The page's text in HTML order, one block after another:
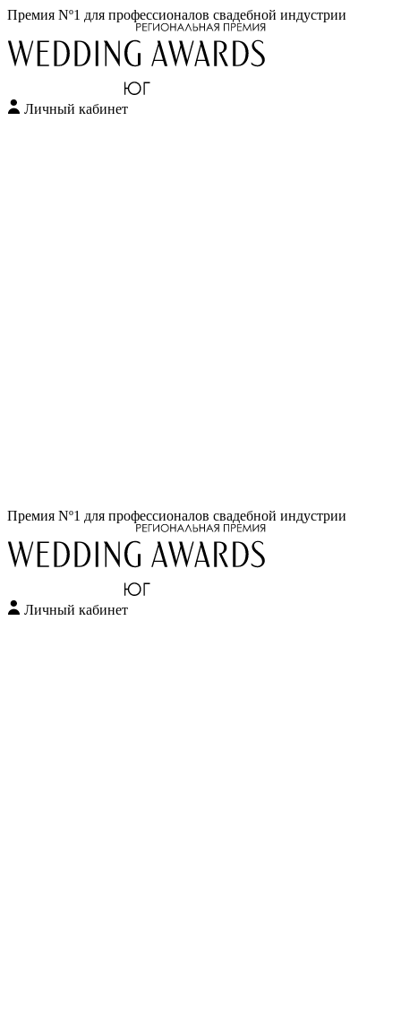
Премия Nº1 для профессионалов свадебной индустрии
Личный кабинет
Перейти
содержимому
Премия Nº1 для профессионалов свадебной индустрии
Личный кабинет